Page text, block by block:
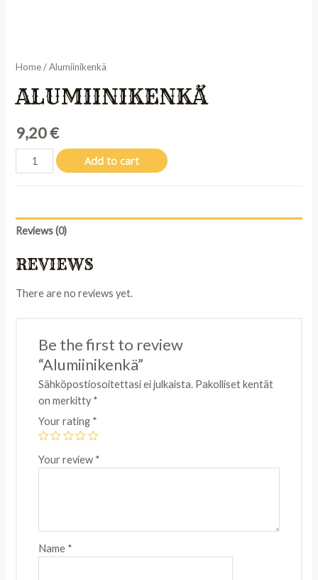
Home/ Alumiinikenkä
ALUMIINIKENKÄ
9,20€
Alumiinikenkä
quantity
Add to cart
Reviews (0)
REVIEWS
There are no reviews yet.
Be the first to review
“Alumiinikenkä”
Sähköpostiosoitettasi ei julkaista. Pakolliset kentät
on merkitty*
Your rating *
Your review *
Name *